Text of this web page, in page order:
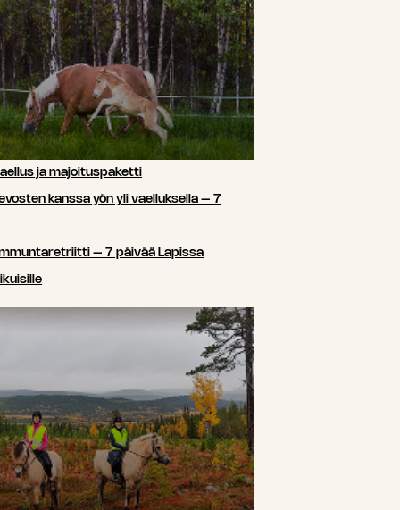
ja majoituspaketti
kanssa yön yli vaelluksella – 7
– 7 päivää Lapissa